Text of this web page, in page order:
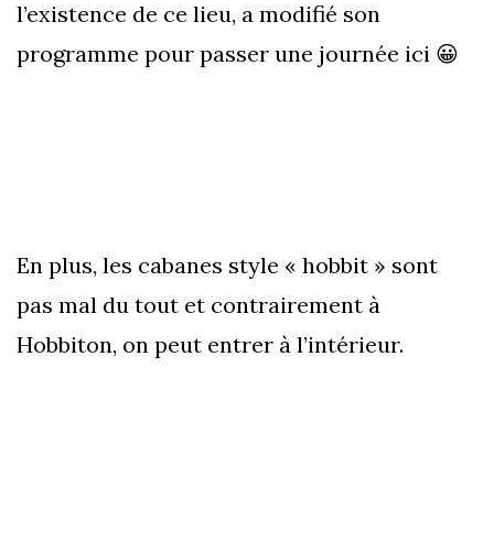
l’existence de ce lieu, a modifié son
programme pour passer une journée ici 😀
En plus, les cabanes style « hobbit » sont
pas mal du tout et contrairement à
Hobbiton, on peut entrer à l’intérieur.